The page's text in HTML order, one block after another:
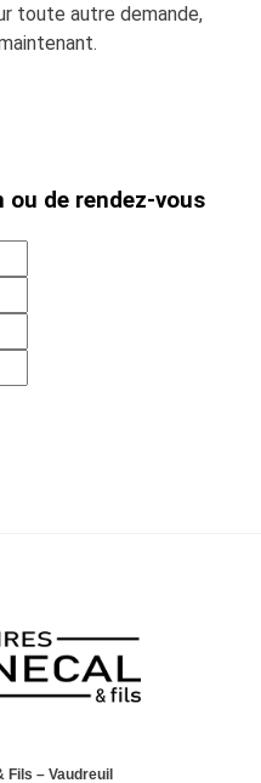
toute autre demande,
ou de rendez-vous
– Vaudreuil